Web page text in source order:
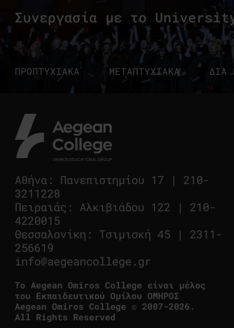
Συνεργασία με το
ΠΡΟΠΤΥΧΙΑΚΑ ΜΕΤΑΠΤΥΧΙΑΚΑ ΔΙΑ
Αθήνα : Πανεπιστημίου 17 | 210-
3211228
Πειραιάς : Αλκιβιάδου 122 | 210-
4220015
Θεσσαλονίκη : Τσιμισκή 45 | 2311-
256619
info@aegeancollege.gr
Tο Aegean Omiros College είναι μέλος
του Εκπαιδευτικού Ομίλου ΟΜΗΡΟΣ
Aegean Omiros College © 2007-2026.
All Rights Reserved